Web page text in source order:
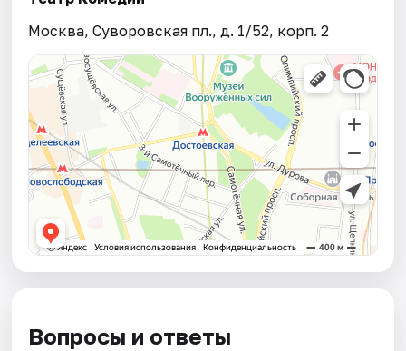
Москва, Суворовская пл., д. 1/52, корп. 2
Вопросы и ответы